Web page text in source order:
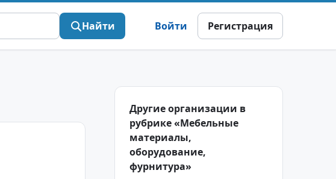
Найти Войти Регистрация
Другие организации в
рубрике «Мебельные
материалы,
оборудование,
фурнитура»